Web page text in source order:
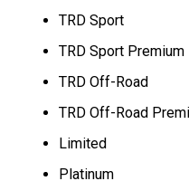
TRD Sport
TRD Sport Premium
TRD Off-Road
TRD Off-Road
Limited
Platinum